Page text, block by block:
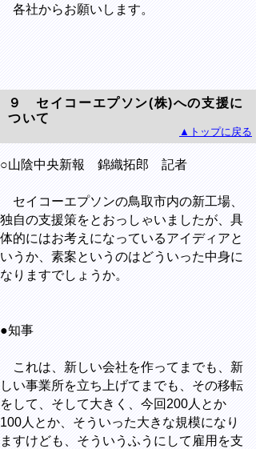
各社からお願いします。
９ セイコーエプソン(株)への支援に
ついて
▲トップに戻る
○山陰中央新報 錦織拓郎 記者
セイコーエプソンの鳥取市内の新工場、
独自の支援策をとおっしゃいましたが、具
体的にはお考えになっているアイディアと
いうか、素案というのはどういった中身に
なりますでしょうか。
●知事
これは、新しい会社を作ってまでも、新
しい事業所を立ち上げてまでも、その移転
をして、そして大きく、今回200人とか
100人とか、そういった大きな規模になり
ますけども、そういうふうにして雇用を支